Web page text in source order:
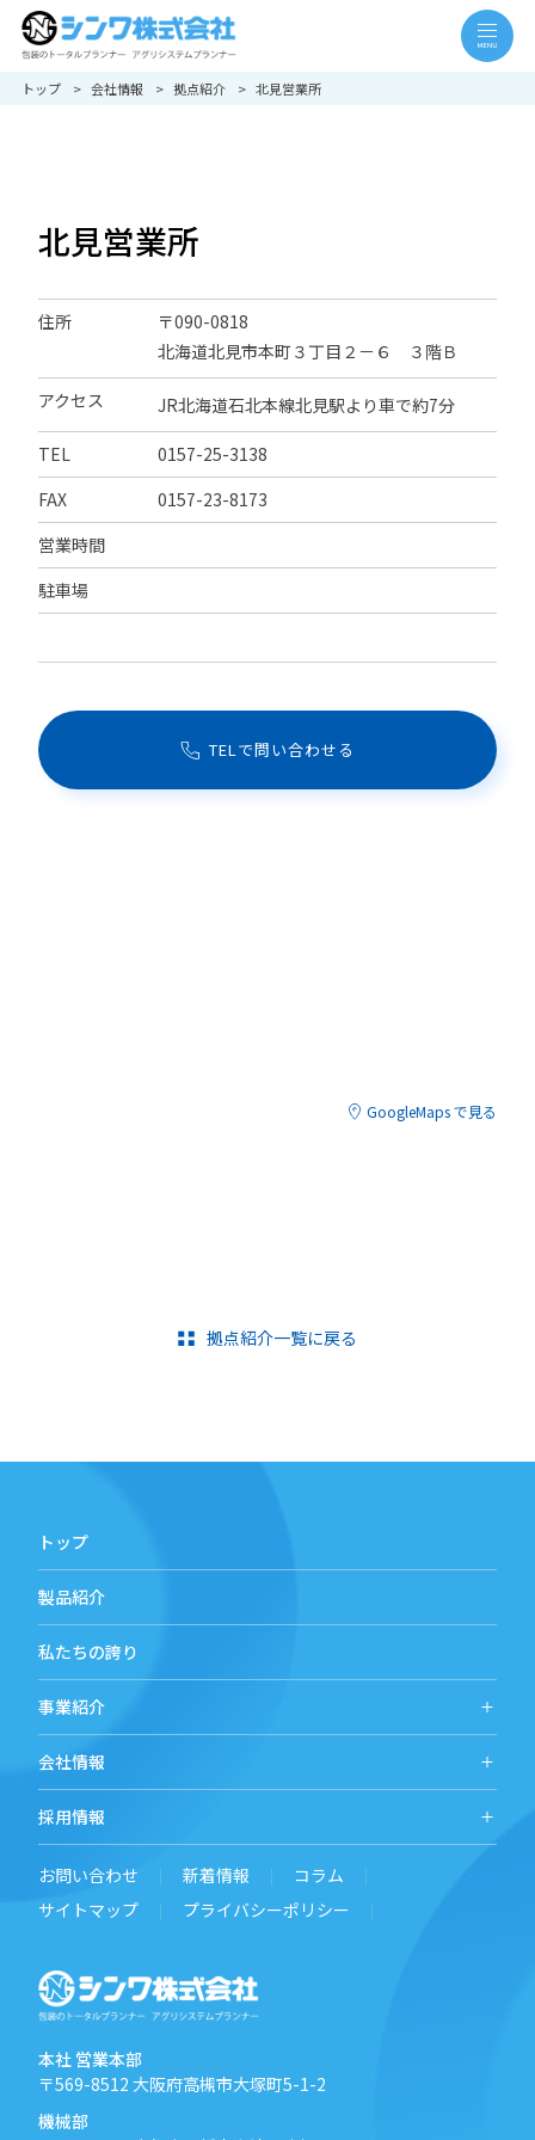
トップ 会社情報 拠点紹介 北見営業所
北見営業所
住所
〒090-0818
北海道北見市本町３丁目２－６ ３階Ｂ
アクセス JR北海道石北本線北見駅より車で約7分
TEL
0157-25-3138
FAX
0157-23-8173
営業時間
駐車場
TELで問い合わせる
GoogleMaps で見る
拠点紹介一覧に戻る
トップ
製品紹介
私たちの誇り
事業紹介
会社情報
採用情報
お問い合わせ 新着情報
コラム
サイトマップ
プライバシーポリシー
本社 営業本部
〒569-8512 大阪府高槻市大塚町5-1-2
機械部